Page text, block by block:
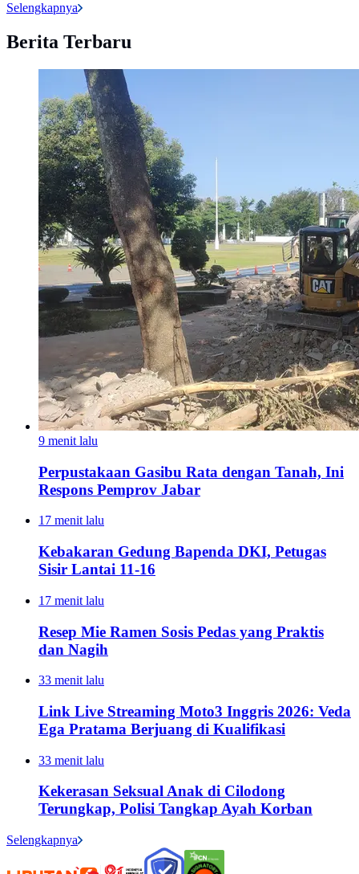
Selengkapnya
Berita Terbaru
9 menit lalu
Perpustakaan Gasibu Rata dengan Tanah, Ini
Respons Pemprov Jabar
17 menit lalu
Kebakaran Gedung Bapenda DKI, Petugas
Sisir Lantai 11-16
17 menit lalu
Resep Mie Ramen Sosis Pedas yang Praktis
dan Nagih
33 menit lalu
Link Live Streaming Moto3 Inggris 2026: Veda
Ega Pratama Berjuang di Kualifikasi
33 menit lalu
Kekerasan Seksual Anak di Cilodong
Terungkap, Polisi Tangkap Ayah Korban
Selengkapnya